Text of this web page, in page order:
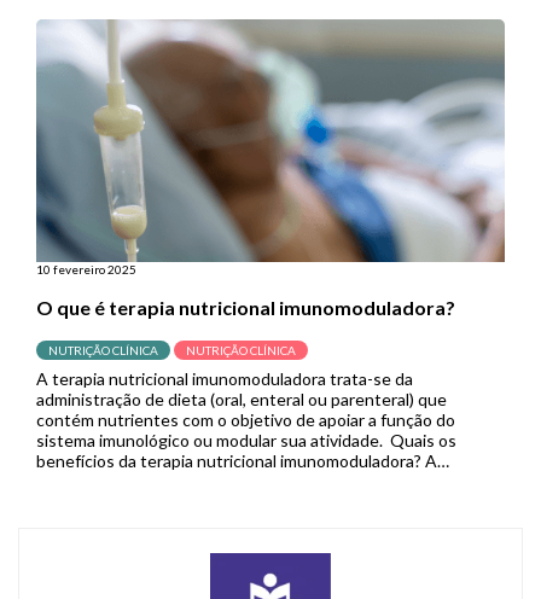
categoriza a doença crítica nos estágios “agudo inicial”, […]
10 fevereiro 2025
O que é terapia nutricional imunomoduladora?
NUTRIÇÃO CLÍNICA NUTRIÇÃO CLÍNICA
A terapia nutricional imunomoduladora trata-se da
administração de dieta (oral, enteral ou parenteral) que
contém nutrientes com o objetivo de apoiar a função do
sistema imunológico ou modular sua atividade. Quais os
benefícios da terapia nutricional imunomoduladora? A